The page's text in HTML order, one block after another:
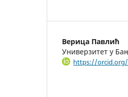
Верица Павлић
Универзитет у
https://orcid.org/